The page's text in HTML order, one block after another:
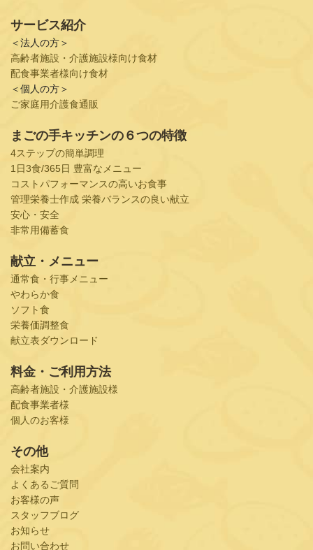
サービス紹介
＜法人の方＞
高齢者施設・介護施設様向け食材
配食事業者様向け食材
＜個人の方＞
ご家庭用介護食通販
まごの手キッチンの６つの特徴
4ステップの簡単調理
1日3食/365日 豊富なメニュー
コストパフォーマンスの高いお食事
管理栄養士作成 栄養バランスの良い献立
安心・安全
非常用備蓄食
献立・メニュー
通常食・行事メニュー
やわらか食
ソフト食
栄養価調整食
献立表ダウンロード
料金・ご利用方法
高齢者施設・介護施設様
配食事業者様
個人のお客様
その他
会社案内
よくあるご質問
お客様の声
スタッフブログ
お知らせ
お問い合わせ